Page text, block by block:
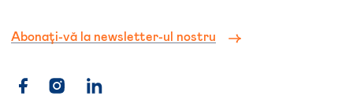
Abonați-vă la newsletter-ul nostru